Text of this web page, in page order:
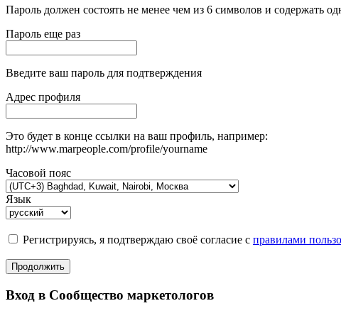
Пароль должен состоять не менее чем из 6 символов и содержать
Пароль еще раз
Введите ваш пароль для подтверждения
Адрес профиля
Это будет в конце ссылки на ваш профиль, например:
http://www.marpeople.com/profile/yourname
Часовой пояс
Язык
Регистрируясь, я подтверждаю своё согласие с правилами
Продолжить
Вход в Сообщество маркетологов